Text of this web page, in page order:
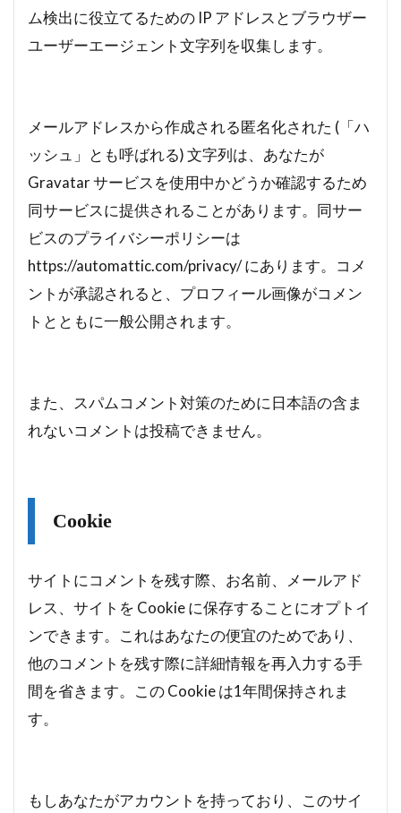
ム検出に役立てるための IP アドレスとブラウザー
ユーザーエージェント文字列を収集します。
メールアドレスから作成される匿名化された (「ハ
ッシュ」とも呼ばれる) 文字列は、あなたが
Gravatar サービスを使用中かどうか確認するため
同サービスに提供されることがあります。同サー
ビスのプライバシーポリシーは
https://automattic.com/privacy/ にあります。コメ
ントが承認されると、プロフィール画像がコメン
トとともに一般公開されます。
また、スパムコメント対策のために日本語の含ま
れないコメントは投稿できません。
Cookie
サイトにコメントを残す際、お名前、メールアド
レス、サイトを Cookie に保存することにオプトイ
ンできます。これはあなたの便宜のためであり、
他のコメントを残す際に詳細情報を再入力する手
間を省きます。この Cookie は1年間保持されま
す。
もしあなたがアカウントを持っており、このサイ